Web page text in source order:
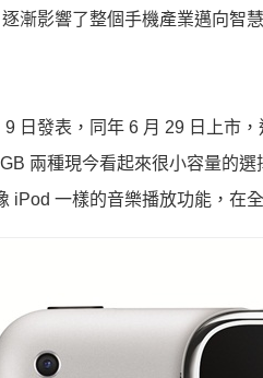
漸影響了整個手機產業邁向智
日發表，同年 6 月 29 日上市
兩種現今看起來很小容量的
iPod 一樣的音樂播放功能，在